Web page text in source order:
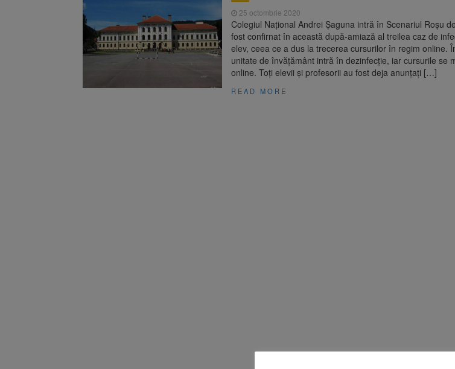
25 octombrie 2020
Colegiul Național Andrei Șaguna intră în Scenariul Roșu
fost confirnat în această după-amiază al treilea caz de
elev, ceea ce a dus la trecerea cursurilor în regim online.
unitate de învățământ intră în dezinfecție, iar cursurile se
online. Toți elevii și profesorii au fost deja anunțați […]
READ MORE